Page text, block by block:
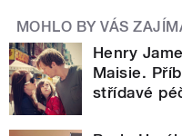
MOHLO BY VÁS
Henry
Maisie.
střídavé